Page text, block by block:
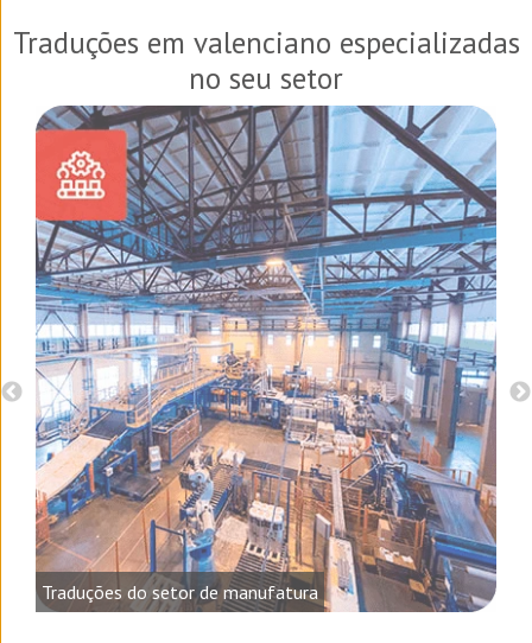
Traduções em valenciano especializadas
no seu setor
Traduções do setor de manufatura